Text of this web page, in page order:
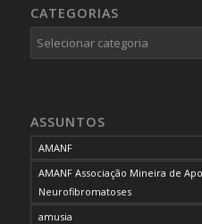
CATEGORIAS
Categorias
ASSUNTOS
AMANF
AMANF Associação Mineira de
Neurofibromatoses
amusia